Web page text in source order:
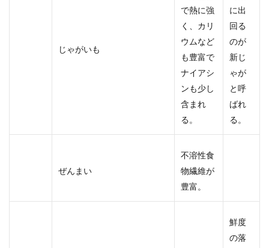
じゃがいも
で熱に強
く、カリ
ウムなど
も豊富で
ナイアシ
ンも少し
含まれ
る。
に出
回る
のが
新じ
ゃが
と呼
ばれ
る。
ぜんまい
不溶性食
物繊維が
豊富。
鮮度
の落